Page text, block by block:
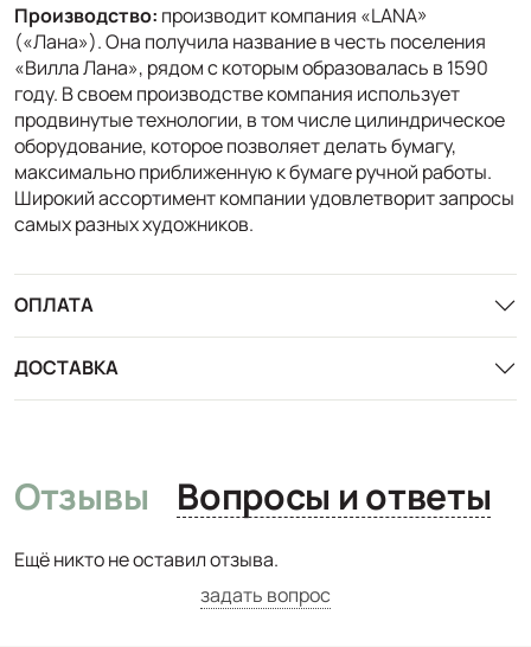
Производство: производит компания «LANA»
(«Лана»). Она получила название в честь поселения
«Вилла Лана», рядом с которым образовалась в 1590
году. В своем производстве компания использует
продвинутые технологии, в том числе цилиндрическое
оборудование, которое позволяет делать бумагу,
максимально приближенную к бумаге ручной работы.
Широкий ассортимент компании удовлетворит запросы
самых разных художников.
ОПЛАТА
ДОСТАВКА
Отзывы Вопросы и ответы
Ещё никто не оставил отзыва.
задать вопрос